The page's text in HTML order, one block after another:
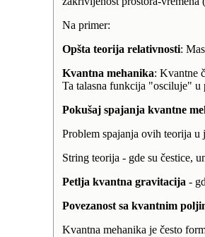
Na primer:
Opšta teorija relativnosti:
Kvantna mehanika: Kvantne
Ta talasna funkcija "osciluje"
Pokušaj spajanja kvantne
Problem spajanja ovih teorija
String teorija - gde su čestice,
Petlja kvantna gravitacija -
Povezanost sa kvantnim
Kvantna mehanika je često